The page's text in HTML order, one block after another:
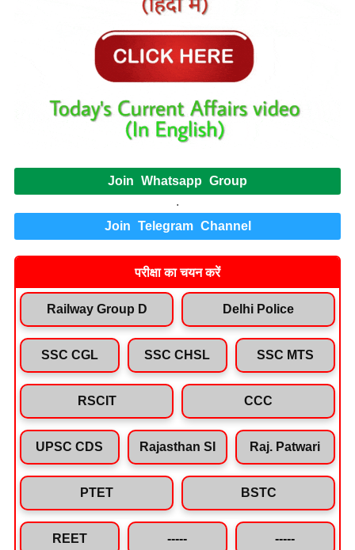
Join Whatsapp Group
.
Join Telegram Channel
परीक्षा का चयन करें
Railway Group D Delhi Police
SSC CGL SSC CHSL SSC MTS
RSCIT CCC
UPSC CDS Rajasthan SI Raj. Patwari
PTET BSTC
REET ----- -----